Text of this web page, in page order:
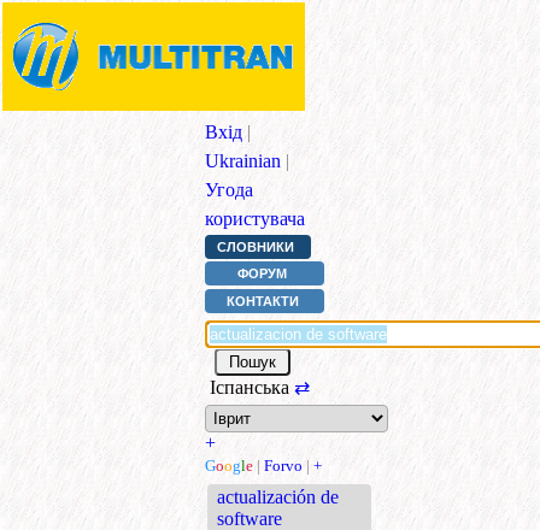
Вхід |
Ukrainian |
Угода
користувача
СЛОВНИКИ
ФОРУМ
КОНТАКТИ
Іспанська ⇄
+
Google | Forvo | +
actualización de
software